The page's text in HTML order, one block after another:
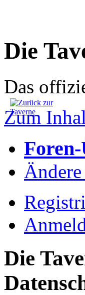
Die
Das
Zum
Die